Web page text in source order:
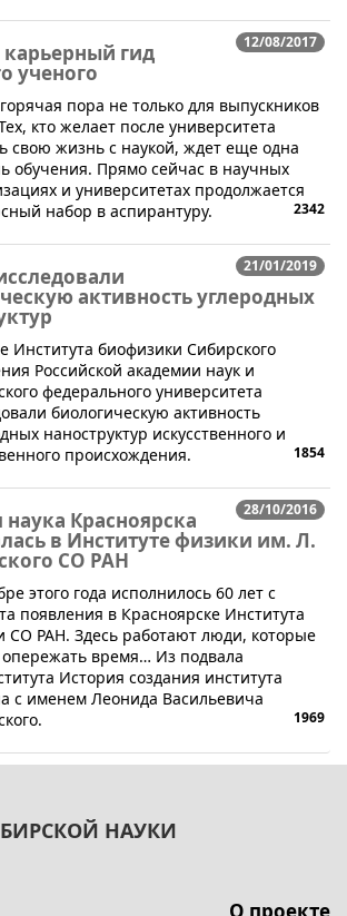
12/08/2017
гид
ученого
пора не только для выпускников
кто желает после университета
свою жизнь с наукой, ждет еще одна
обучения. Прямо сейчас в научных
и университетах продолжается
набор в аспирантуру.
2342
21/01/2019
активность углеродных
Института биофизики Сибирского
Российской академии наук и
федерального университета
биологическую активность
наноструктур искусственного и
происхождения.
1854
28/10/2016
Красноярска
в Институте физики им. Л.
СО РАН
этого года исполнилось 60 лет с
появления в Красноярске Института
СО РАН. Здесь работают люди, которые
время… Из подвала
История создания института
с именем Леонида Васильевича
1969
НАУКИ